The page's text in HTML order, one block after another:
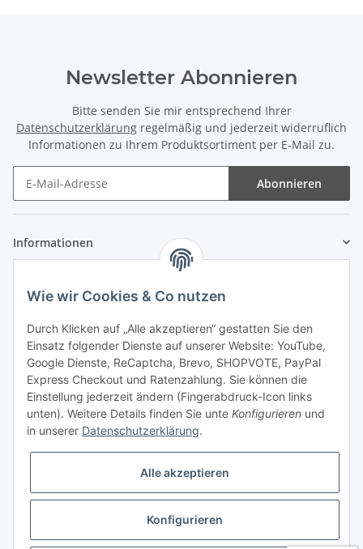
Newsletter Abonnieren
Bitte senden Sie mir entsprechend Ihrer
Datenschutzerklärung regelmäßig und jederzeit widerruflich
Informationen zu Ihrem Produktsortiment per E-Mail zu.
Abonnieren
Informationen
Zahlung & Versand
Mein Konto
Wie wir Cookies & Co nutzen
Durch Klicken auf „Alle akzeptieren“ gestatten Sie den
Einsatz folgender Dienste auf unserer Website: YouTube,
Google Dienste, ReCaptcha, Brevo, SHOPVOTE, PayPal
Express Checkout und Ratenzahlung. Sie können die
Einstellung jederzeit ändern (Fingerabdruck-Icon links
unten). Weitere Details finden Sie unte Konfigurieren und
in unserer Datenschutzerklärung.
Alle akzeptieren
Konfigurieren